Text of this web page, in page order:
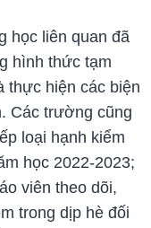
học liên quan đã
hình thức tạm
thực hiện các biện
Các trường cũng
loại hạnh kiểm
học 2022-2023;
viên theo dõi,
trong dịp hè đối